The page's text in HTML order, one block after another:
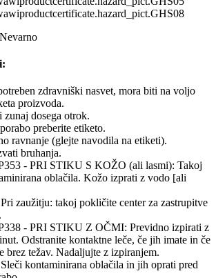
zdravniški nasvet, mora biti na voljo
proizvoda.
dosega otrok.
preberite etiketo.
ravnanje (glejte navodila na etiketi).
bruhanja.
- PRI STIKU S KOŽO (ali lasmi): Takoj
oblačila. Kožo izprati z vodo [ali
zaužitju: takoj pokličite center za zastrupitve
- PRI STIKU Z OČMI: Previdno izpirati z
Odstranite kontaktne leče, če jih imate in če
brez težav. Nadaljujte z izpiranjem.
kontaminirana oblačila in jih oprati pred